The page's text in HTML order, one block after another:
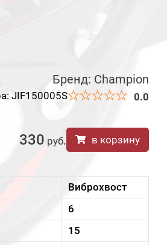
Бренд: Champion
JIF150005S 0.0
330 руб. в корзину
Виброхвост
6
15